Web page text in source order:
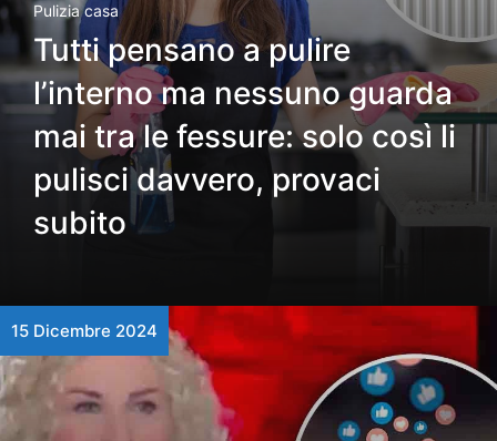
Pulizia casa
Tutti pensano a pulire
l’interno ma nessuno guarda
mai tra le fessure: solo così li
pulisci davvero, provaci
subito
15 Dicembre 2024